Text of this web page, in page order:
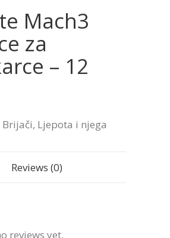
Mach3
za
– 12
Brijači, Ljepota i njega
Reviews (0)
reviews yet.